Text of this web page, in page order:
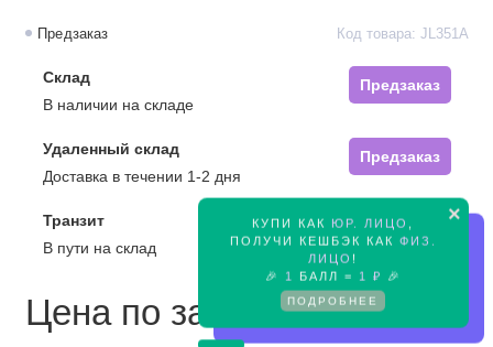
×
КУПИ КАК ЮР. ЛИЦО
ПОЛУЧИ КЕШБЭК КАК ФИЗ.
ЛИЦО !
🎉 1 БАЛЛ = 1 ₽ 🎉
ПОДРОБНЕЕ
Предзаказ Код товара: JL351A
Склад
Предзаказ
В наличии на складе
Удаленный склад
Предзаказ
Доставка в течении 1-2 дня
Транзит
Предзаказ
В пути на склад
Цена по запросу